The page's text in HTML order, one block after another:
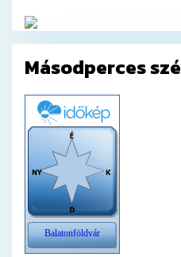
Másodperces